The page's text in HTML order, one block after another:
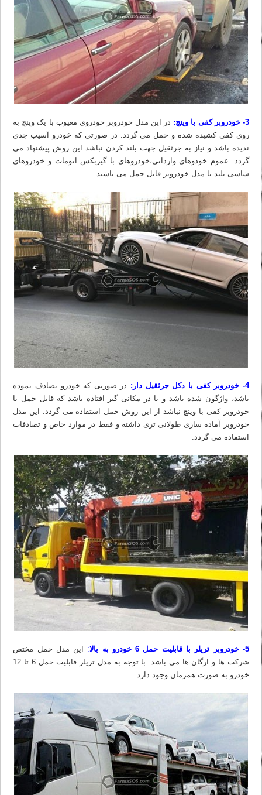
3- خودروبر کفی با وینچ:
در این مدل خودروبر خودروی معیوب با یک وینچ به
روی کفی کشیده شده و حمل می گردد. در صورتی که خودرو آسیب جدی
ندیده باشد و نیاز به جرثقیل جهت بلند کردن نباشد این روش پیشنهاد می
گردد. عموم خودوهای وارداتی،خودروهای با گیربکس اتومات و خودروهای
شاسی بلند با مدل خودروبر قابل حمل می باشند.
4- خودروبر کفی با دکل جرثقیل دار:
در صورتی که خودرو تصادف نموده
باشد، واژگون شده باشد و یا در مکانی گیر افتاده باشد که قابل حمل با
خودروبر کفی با وینچ نباشد از این روش حمل استفاده می گردد. این مدل
خودروبر آماده سازی طولانی تری داشته و فقط در موارد خاص و تصادفات
استفاده می گردد.
5- خودروبر تریلر با قابلیت حمل 6 خودرو به بالا : این مدل حمل مختص
شرکت ها و ارگان ها می باشد. با توجه به مدل تریلر قابلیت حمل 6 تا 12
خودرو به صورت همزمان وجود دارد.